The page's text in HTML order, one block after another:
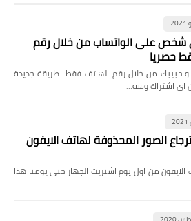
شخص على الواتساب من خلال رقم
حصريا
حبيبك من خلال رقم الهاتف فقط طريقة جديدة
اى اشتراك وسه…
الصور المحذوفة لهاتف الايفون
الايفون من اول يوم اشتريت الجهاز حتى يومنا هذا